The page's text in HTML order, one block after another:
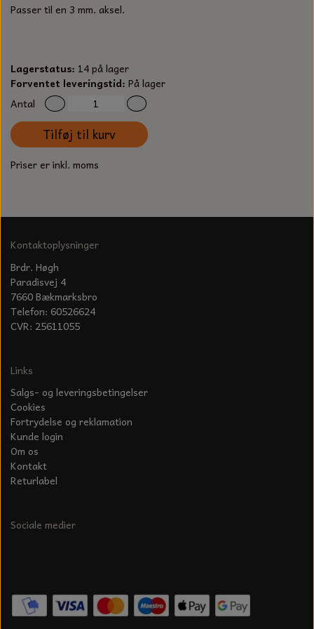
FORANKRING
DYBEL
OLIE TIL SMÅMOTORER & HAVEMASKINER
TÆNDRØR
SPÆNDEBÅND
BENSINSLANGE OG FILTRE
UNIVERSAL KABLER OG TILBEHØR
UNIVERSAL REMSKIVER OG STYRERULLER
GAVEKORT
STIKSAV KLINGER
KNIVE OG TILBEHØR
ARBEJDSLYS
MEJSLER
Passer til en 3 mm. aksel.
Lagerstatus: 14 på lager
Forventet leveringstid: På lager
Antal
Tilføj til kurv
Priser er inkl. moms
Kontaktoplysninger
Brdr. Høgh
Paradisvej 4
7660 Bækmarksbro
Telefon: 60526624
CVR: 25611055
Links
Salgs- og leveringsbetingelser
Cookies
Fortrydelse og reklamation
Kunde login
Om os
Kontakt
Returlabel
Sociale medier